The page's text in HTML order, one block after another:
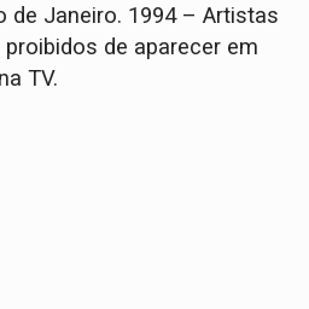
de Janeiro. 1994 – Artistas
de aparecer em
TV.